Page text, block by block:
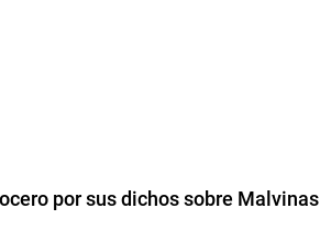
por sus dichos sobre Malvinas